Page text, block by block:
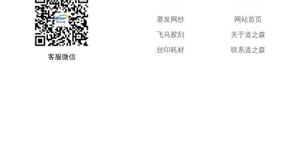
客服微信
赛发网纱
飞马胶刮
丝印耗材
网站首页
关于道之森
联系道之森